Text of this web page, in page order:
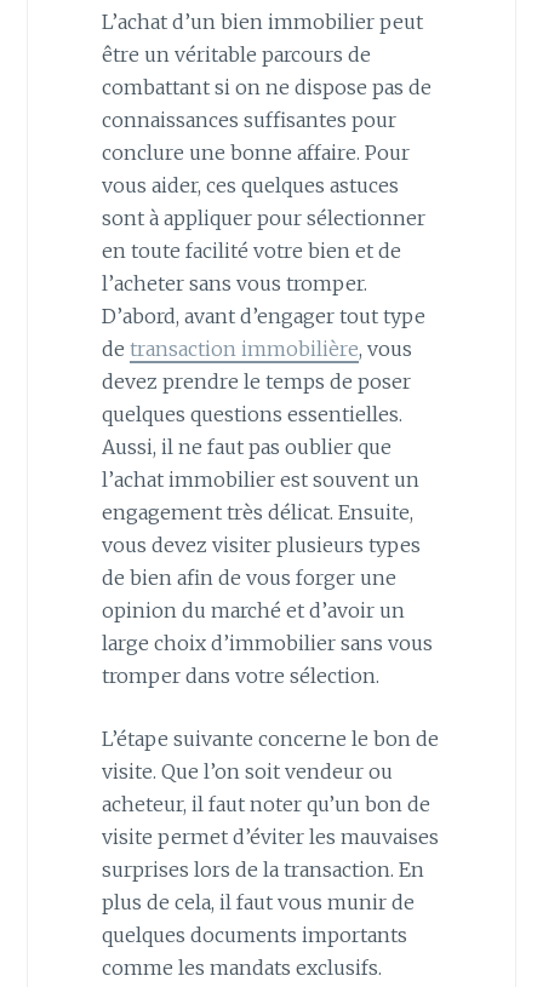
L’achat d’un bien immobilier peut
être un véritable parcours de
combattant si on ne dispose pas de
connaissances suffisantes pour
conclure une bonne affaire. Pour
vous aider, ces quelques astuces
sont à appliquer pour sélectionner
en toute facilité votre bien et de
l’acheter sans vous tromper.
D’abord, avant d’engager tout type
de transaction immobilière, vous
devez prendre le temps de poser
quelques questions essentielles.
Aussi, il ne faut pas oublier que
l’achat immobilier est souvent un
engagement très délicat. Ensuite,
vous devez visiter plusieurs types
de bien afin de vous forger une
opinion du marché et d’avoir un
large choix d’immobilier sans vous
tromper dans votre sélection.
L’étape suivante concerne le bon de
visite. Que l’on soit vendeur ou
acheteur, il faut noter qu’un bon de
visite permet d’éviter les mauvaises
surprises lors de la transaction. En
plus de cela, il faut vous munir de
quelques documents importants
comme les mandats exclusifs.